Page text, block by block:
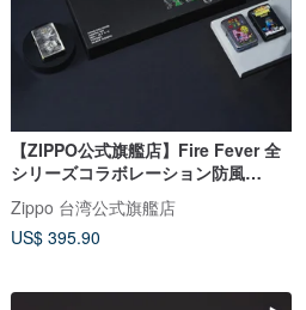
【ZIPPO公式旗艦店】Fire Fever 全
シリーズコラボレーション防風
Zippoライターギフトボックス
Zippo 台湾公式旗艦店
US$ 395.90